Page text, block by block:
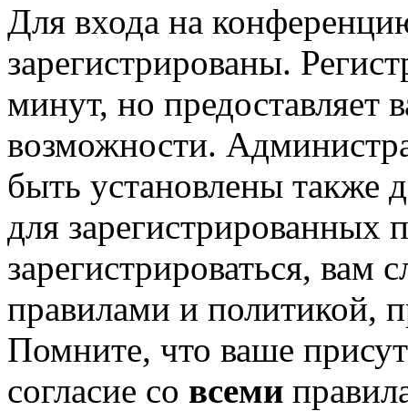
Для входа на
зарегистрированы.
минут, но предоставляет
возможности.
быть установлены также
для зарегистрированных
зарегистрироваться, вам
правилами и политикой,
Помните, что ваше
согласие со всеми